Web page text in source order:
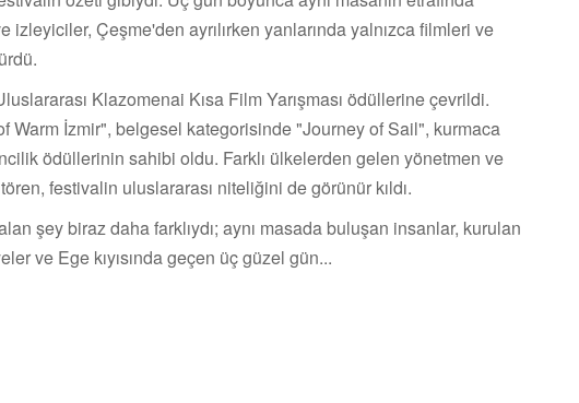
izleyiciler, Çeşme'den ayrılırken yanlarında yalnızca filmleri ve
Klazomenai Kısa Film Yarışması ödüllerine çevrildi.
Warm İzmir", belgesel kategorisinde "Journey of Sail", kurmaca
ödüllerinin sahibi oldu. Farklı ülkelerden gelen yönetmen ve
festivalin uluslararası niteliğini de görünür kıldı.
şey biraz daha farklıydı; aynı masada buluşan insanlar, kurulan
ve Ege kıyısında geçen üç güzel gün...